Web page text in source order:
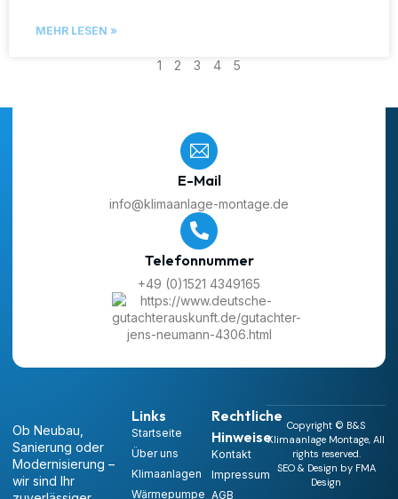
MEHR LESEN »
1 2 3 4 5
Ob Neubau,
Sanierung oder
Modernisierung –
wir sind Ihr
Links
Startseite
Über uns
Klimaanlagen
Wärmepumpe
Rechtliche
Hinweise
Kontakt
Impressum
AGB
Copyright © B&S
Klimaanlage Montage, All
rights reserved.
SEO & Design by FMA
Design
E-Mail
info@klimaanlage-montage.de
Telefonnummer
+49 (0)1521 4349165